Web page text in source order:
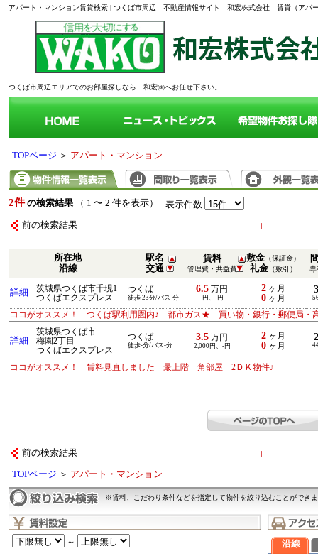
アパート・マンション賃貸検索 | つくば市周辺 不動産情報サイト 和宏株式会社 賃貸（アパ
つくば市周辺エリアでのお部屋探しなら 和宏㈱へお任せ下さい。
TOPページ ＞ アパート・マンション
2件 の検索結果 （ 1 〜 2 件を表示） 表示件数
前の検索結果 1
所在地
沿線
駅名
交通
賃料
管理費・共益費
敷金 （保証金）
礼金 （敷引） 専
詳細
茨城県つくば市千現1
つくばエクスプレス
つくば
徒歩 23分/バス-分
6.5 万円
-円、-円
2 ヶ月
0 ヶ月
ココがオススメ！ つくば駅利用圏内♪ 都市ガス★ 買い物・銀行・郵便局・
詳細
茨城県つくば市
梅園2丁目
つくばエクスプレス
つくば
徒歩-分/バス-分
3.5 万円
2,000円、-円
2 ヶ月
0 ヶ月
ココがオススメ！ 賃料見直しました 最上階 角部屋 2ＤＫ物件♪
前の検索結果 1
TOPページ ＞ アパート・マンション
※賃料、こだわり条件などを指定して物件を絞り込むことができ
～ 沿線